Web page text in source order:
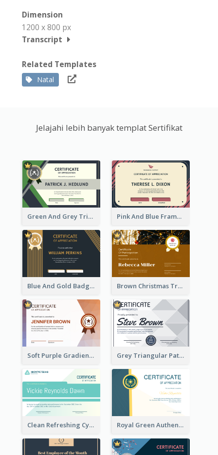
Dimension
1200 x 800 px
Transcript
Related Templates
Natal
Jelajahi lebih banyak templat Sertifikat
Green And Grey Triangles With Badge Certificate Pink And Blue Frame Company Certificate
Blue And Gold Badge Appreciation Certificate Brown Christmas Tree Decoration Certificate
Soft Purple Gradient Certificate Grey Triangular Pattern Best Certificate Design
Clean Refreshing Cyber Best Certificate Design Royal Green Authentic Design Certificate For Appreciation